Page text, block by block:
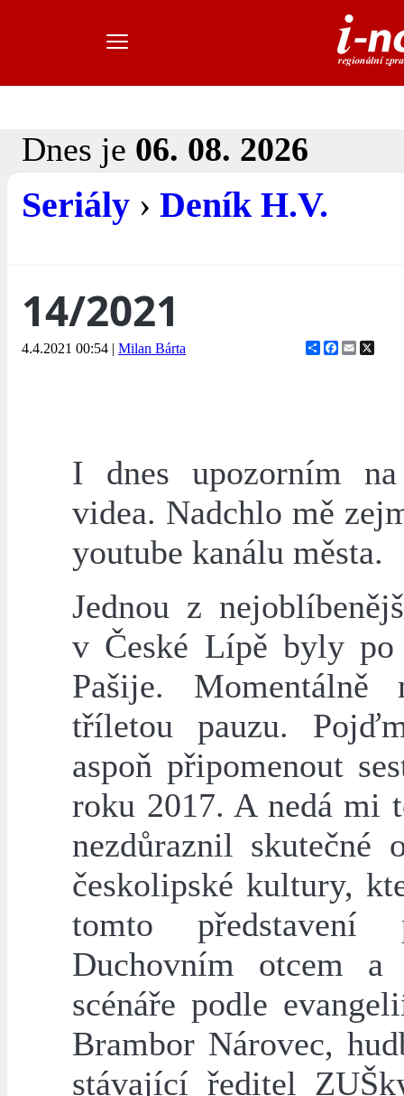
Dnes je 06. 08. 2026
Seriály › Deník H.V.
14/2021
4.4.2021 00:54 | Milan Bárta ShareFacebook
Email
I dnes upozorním na
videa. Nadchlo mě
youtube kanálu města.
Jednou z
v České Lípě byly
Pašije.
tříletou pauzu.
aspoň připomenout
roku 2017. A nedá mi
nezdůraznil skutečné
českolipské kultury,
tomto představení
Duchovním otcem a
scénáře podle
Brambor Nárovec,
stávající ředitel